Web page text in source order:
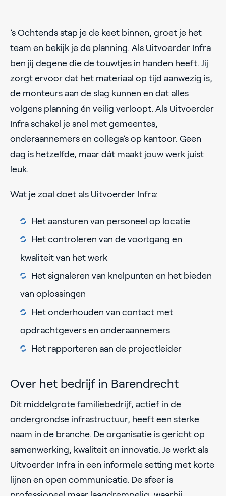
’s Ochtends stap je de keet binnen, groet je het
team en bekijk je de planning. Als Uitvoerder Infra
ben jij degene die de touwtjes in handen heeft. Jij
zorgt ervoor dat het materiaal op tijd aanwezig is,
de monteurs aan de slag kunnen en dat alles
volgens planning én veilig verloopt. Als Uitvoerder
Infra schakel je snel met gemeentes,
onderaannemers en collega’s op kantoor. Geen
dag is hetzelfde, maar dát maakt jouw werk juist
leuk.
Wat je zoal doet als Uitvoerder Infra:
Het aansturen van personeel op locatie
Het controleren van de voortgang en
kwaliteit van het werk
Het signaleren van knelpunten en het bieden
van oplossingen
Het onderhouden van contact met
opdrachtgevers en onderaannemers
Het rapporteren aan de projectleider
Over het bedrijf in Barendrecht
Dit middelgrote familiebedrijf, actief in de
ondergrondse infrastructuur, heeft een sterke
naam in de branche. De organisatie is gericht op
samenwerking, kwaliteit en innovatie. Je werkt als
Uitvoerder Infra in een informele setting met korte
lijnen en open communicatie. De sfeer is